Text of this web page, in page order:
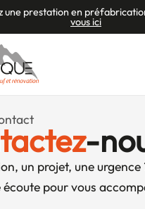
une prestation en
vous ici
-
un projet, une urgence
écoute pour vous